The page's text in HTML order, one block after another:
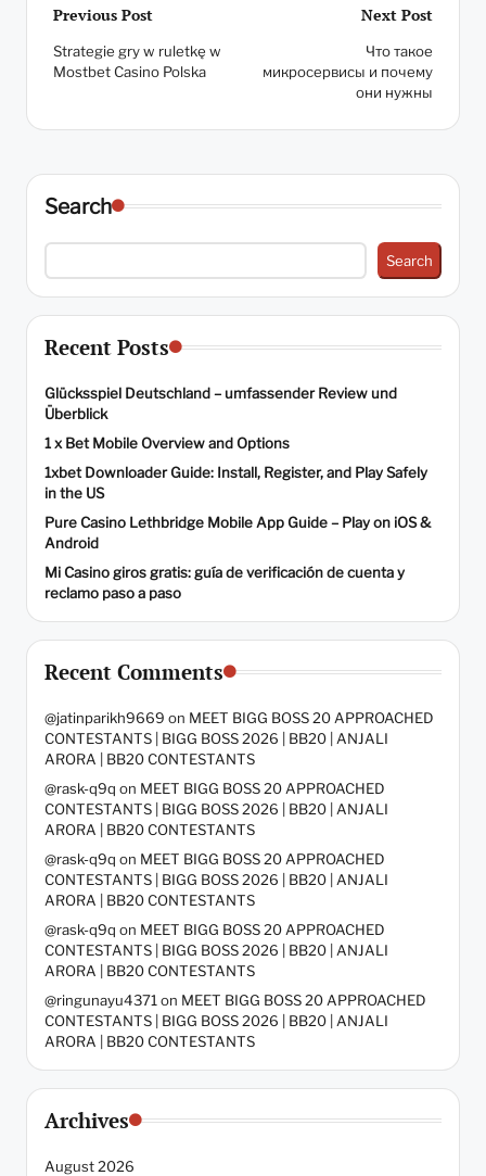
Post
navigation
Previous Post
Strategie gry w ruletkę w
Mostbet Casino Polska
Next Post
Что такое
микросервисы и почему
они нужны
Search
Search
Recent Posts
Glücksspiel Deutschland – umfassender Review und
Überblick
1 x Bet Mobile Overview and Options
1xbet Downloader Guide: Install, Register, and Play Safely
in the US
Pure Casino Lethbridge Mobile App Guide – Play on iOS &
Android
Mi Casino giros gratis: guía de verificación de cuenta y
reclamo paso a paso
Recent Comments
@jatinparikh9669 on MEET BIGG BOSS 20 APPROACHED
CONTESTANTS | BIGG BOSS 2026 | BB20 | ANJALI
ARORA | BB20 CONTESTANTS
@rask-q9q on MEET BIGG BOSS 20 APPROACHED
CONTESTANTS | BIGG BOSS 2026 | BB20 | ANJALI
ARORA | BB20 CONTESTANTS
@rask-q9q on MEET BIGG BOSS 20 APPROACHED
CONTESTANTS | BIGG BOSS 2026 | BB20 | ANJALI
ARORA | BB20 CONTESTANTS
@rask-q9q on MEET BIGG BOSS 20 APPROACHED
CONTESTANTS | BIGG BOSS 2026 | BB20 | ANJALI
ARORA | BB20 CONTESTANTS
@ringunayu4371 on MEET BIGG BOSS 20 APPROACHED
CONTESTANTS | BIGG BOSS 2026 | BB20 | ANJALI
ARORA | BB20 CONTESTANTS
Archives
August 2026